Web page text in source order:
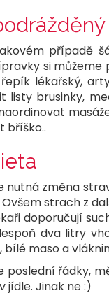
případě
si
lékařský,
listy brusinky,
bříško..
nutná změna
strach z
doporučují
dva litry
maso a
poslední řádky,
jídle. Jinak ne :)